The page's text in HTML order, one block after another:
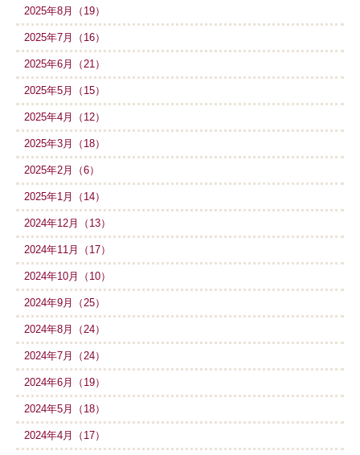
2025年8月（19）
2025年7月（16）
2025年6月（21）
2025年5月（15）
2025年4月（12）
2025年3月（18）
2025年2月（6）
2025年1月（14）
2024年12月（13）
2024年11月（17）
2024年10月（10）
2024年9月（25）
2024年8月（24）
2024年7月（24）
2024年6月（19）
2024年5月（18）
2024年4月（17）